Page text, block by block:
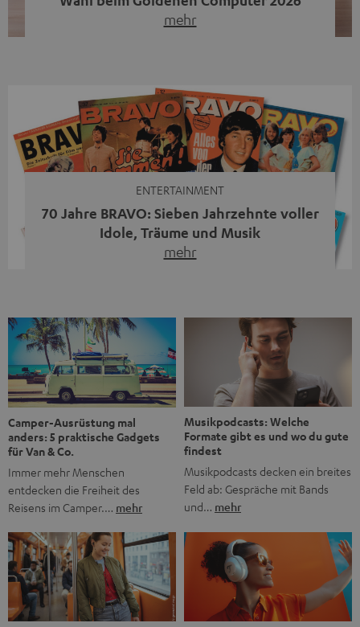
mehr
Streaming-System vereint hochwertige HiFi-Technik,
moderne Streaming-Funktionen und hohe Flexibilität in
einem einzigen Gerät – und zeigt, dass man für großen
Sound heute keine klassische HiFi-Anlage mehr braucht.
ENTERTAINMENT
70 Jahre BRAVO: Sieben Jahrzehnte voller
Idole, Träume und Musik
mehr
1956 begleitet das Magazin Jugendliche durch Rock und
Pop, kleine Schwärmereien und große Fragen. Zum 70.
Jubiläum werfen wir einen Blick zurück. Vom Filmheft zur
Jugendmarke: Wie die BRAVO ihren Ton fand Als die […]
Camper-Ausrüstung mal
anders: 5 praktische Gadgets
für Van & Co.
Immer mehr Menschen
entdecken die Freiheit des
Reisens im Camper.… mehr
Musikpodcasts: Welche
Formate gibt es und wo du gute
findest
Musikpodcasts decken ein breites
Feld ab: Gespräche mit Bands
und… mehr